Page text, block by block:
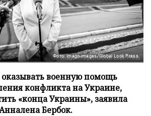
Фото: imago-images/Global Look Press
военную помощь
конфликта на Украине,
«конца Украины», заявила
Бербок.